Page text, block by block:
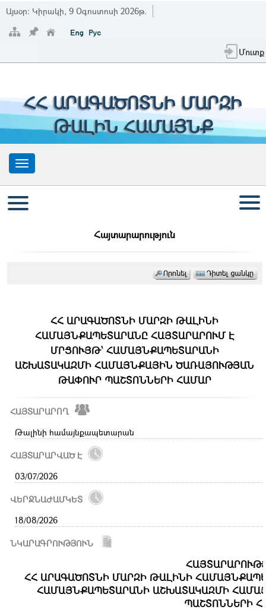
Այսօր: Կիրակի, 9 Օգոստոսի 2026թ.
Մուտք
ՀՀ ԱՐԱԳԱԾՈՏՆԻ ՄԱՐԶԻ
ԹԱԼԻՆ ՀԱՄԱՅՆՔ
Հայտարարություն
ՀՀ ԱՐԱԳԱԾՈՏՆԻ ՄԱՐԶԻ ԹԱԼԻՆԻ
ՀԱՄԱՅՆՔԱՊԵՏԱՐԱՆԸ ՀԱՅՏԱՐԱՐՈՒՄ Է
ՄՐՑՈՒՅԹ՝ ՀԱՄԱՅՆՔԱՊԵՏԱՐԱՆԻ
ԱՇԽԱՏԱԿԱԶՄԻ ՀԱՄԱՅՆՔԱՅԻՆ ԾԱՌԱՅՈՒԹՅԱՆ
ԹԱՓՈՒՐ ՊԱՇՏՈՆՆԵՐԻ ՀԱՄԱՐ
ՀԱՅՏԱՐԱՐՈՂ
Թալինի համայնքապետարան
ՀԱՅՏԱՐԱՐՎԱԾ Է
03/07/2026
ՎԵՐՋՆԱԺԱՄԿԵՏ
18/08/2026
ՆԿԱՐԱԳՐՈՒԹՅՈՒՆ
ՀՀ ԱՐԱԳԱԾՈՏՆԻ ՄԱՐԶԻ ԹԱԼԻՆԻ
ՀԱՄԱՅՆՔԱՊԵՏԱՐԱՆԻ ԱՇԽԱՏԱԿԱԶՄԻ
ՊԱՇՏՈՆՆԵՐԻ